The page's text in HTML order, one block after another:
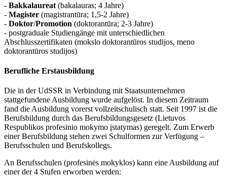
- Bakkalaureat (bakalauras; 4 Jahre)
- Magister (magistrantūra; 1,5-2 Jahre)
- Doktor/Promotion (doktorantūra; 2-3 Jahre)
- postgraduale Studiengänge mit unterschiedlichen
Abschlusszertifikaten (mokslo doktorantūros studijos, meno
doktorantūros studijos)
Berufliche Erstausbildung
Die in der UdSSR in Verbindung mit Staatsunternehmen
stattgefundene Ausbildung wurde aufgelöst. In diesem Zeitraum
fand die Ausbildung vorerst vollzeitschulisch statt. Seit 1997 ist die
Berufsbildung durch das Berufsbildungsgesetz (Lietuvos
Respublikos profesinio mokymo įstatymas) geregelt. Zum Erwerb
einer Berufsbildung stehen zwei Schulformen zur Verfügung –
Berufsschulen und Berufskollegs.
An Berufsschulen (profesinės mokyklos) kann eine Ausbildung auf
einer der 4 Stufen erworben werden: